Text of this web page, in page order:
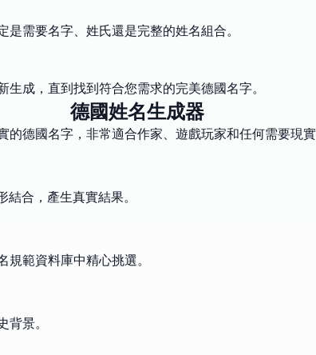
需要名字、姓氏還是完整的姓名組合。
成，直到找到符合您需求的完美德國名字。
德國姓名生成器
德國名字，非常適合作家、遊戲玩家和任何需要現實
合，產生真實結果。
範資料庫中精心挑選。
景。